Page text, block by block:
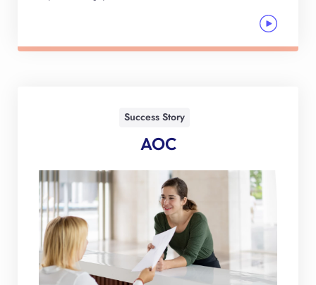
Success Story
AOC